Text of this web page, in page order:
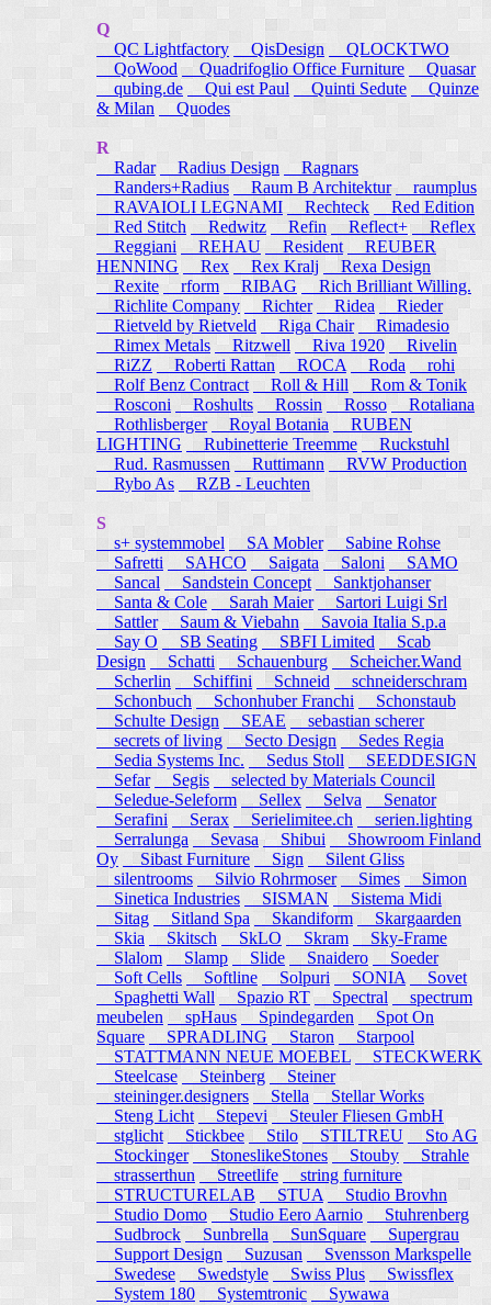
Q
QC Lightfactory
QisDesign
QLOCKTWO
QoWood Quadrifoglio Office Furniture
Quasar
qubing.de
Qui est Paul Quinti Sedute
Quinze
& Milan
Quodes
R
Radar
Radius Design
Ragnars
Randers+Radius
Raum B Architektur raumplus
RAVAIOLI LEGNAMI
Rechteck
Red Edition
Red Stitch
Redwitz Refin Reflect+
Reflex
Reggiani
REHAU Resident
REUBER
HENNING
Rex Rex Kralj
Rexa Design
Rexite
rform RIBAG
Rich Brilliant Willing.
Richlite Company
Richter Ridea
Rieder
Rietveld by Rietveld
Riga Chair
Rimadesio
Rimex Metals
Ritzwell Riva 1920
Rivelin
RiZZ
Roberti Rattan ROCA Roda
rohi
Rolf Benz Contract
Roll & Hill
Rom & Tonik
Rosconi Roshults Rossin Rosso
Rotaliana
Rothlisberger
Royal Botania
RUBEN
LIGHTING
Rubinetterie Treemme
Ruckstuhl
Rud. Rasmussen
Ruttimann
RVW Production
Rybo As
RZB - Leuchten
S
s+ systemmobel
SA Mobler
Sabine Rohse
Safretti
SAHCO Saigata Saloni
SAMO
Sancal
Sandstein Concept
Sanktjohanser
Santa & Cole
Sarah Maier
Sartori Luigi Srl
Sattler
Saum & Viebahn
Savoia Italia S.p.a
Say O
SB Seating SBFI Limited
Scab
Design
Schatti Schauenburg
Scheicher.Wand
Scherlin
Schiffini Schneid
schneiderschram
Schonbuch
Schonhuber Franchi
Schonstaub
Schulte Design
SEAE
sebastian scherer
secrets of living
Secto Design
Sedes Regia
Sedia Systems Inc.
Sedus Stoll
SEEDDESIGN
Sefar
Segis
selected by Materials Council
Seledue-Seleform
Sellex Selva
Senator
Serafini
Serax Serielimitee.ch
serien.lighting
Serralunga
Sevasa Shibui
Showroom Finland
Oy
Sibast Furniture Sign
Silent Gliss
silentrooms
Silvio Rohrmoser Simes Simon
Sinetica Industries
SISMAN
Sistema Midi
Sitag
Sitland Spa Skandiform
Skargaarden
Skia
Skitsch SkLO Skram
Sky-Frame
Slalom
Slamp Slide Snaidero
Soeder
Soft Cells
Softline Solpuri SONIA
Sovet
Spaghetti Wall
Spazio RT Spectral
spectrum
meubelen
spHaus Spindegarden
Spot On
Square
SPRADLING Staron
Starpool
STATTMANN NEUE MOEBEL
STECKWERK
Steelcase
Steinberg
Steiner
steininger.designers
Stella Stellar Works
Steng Licht
Stepevi
Steuler Fliesen GmbH
stglicht
Stickbee Stilo STILTREU
Sto AG
Stockinger
StoneslikeStones Stouby
Strahle
strasserthun
Streetlife
string furniture
STRUCTURELAB
STUA
Studio Brovhn
Studio Domo
Studio Eero Aarnio
Stuhrenberg
Sudbrock
Sunbrella SunSquare
Supergrau
Support Design
Suzusan
Svensson Markspelle
Swedese
Swedstyle Swiss Plus
Swissflex
System 180
Systemtronic Sywawa